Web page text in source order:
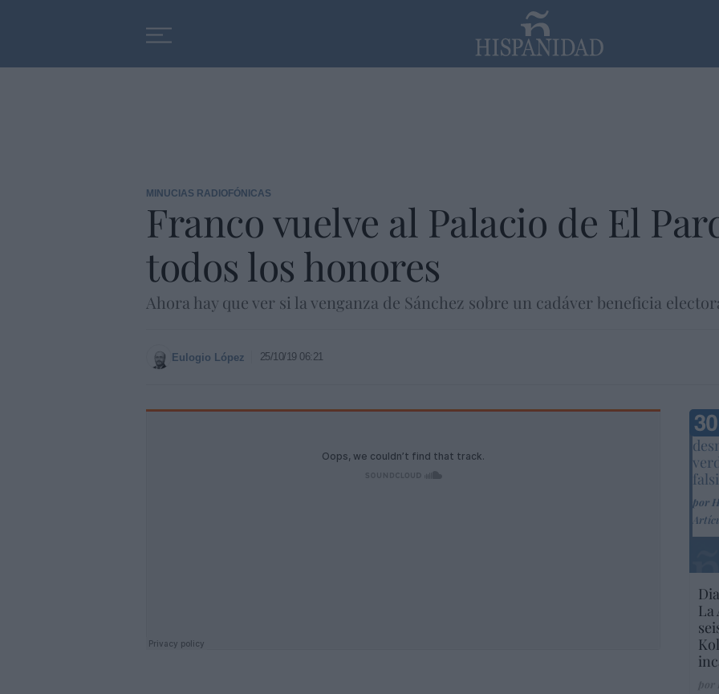
MINUCIAS RADIOFÓNICAS
Franco vuelve al Palacio de El
todos los honores
Ahora hay que ver si la venganza de Sánchez sobre un cadáver beneficia
Eulogio López 25/10/19 06:21
por
La